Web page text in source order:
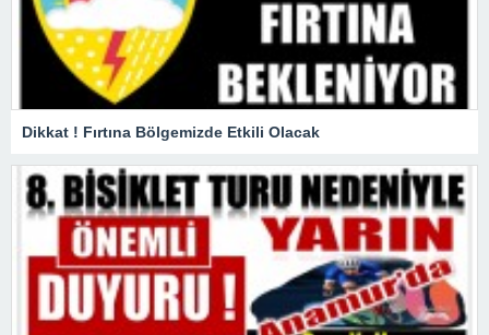
Dikkat ! Fırtına Bölgemizde Etkili Olacak